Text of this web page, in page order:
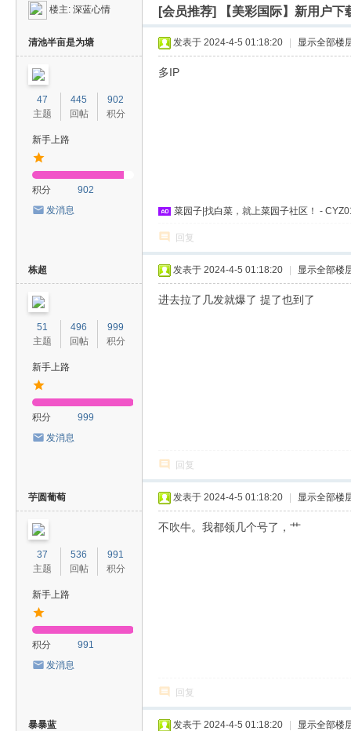
楼主: 深蓝心情 [会员推荐] 【美彩国际】新用户
清池半亩是为塘
47
主题
445
回帖
902
积分
新手上路
积分
902
发消息
发表于 2024-4-5 01:18:20 显示全部楼
多IP
菜园子 |找白菜 ，就上菜园子社区 ！ -
回复
栋超
51
主题
496
回帖
999
积分
新手上路
积分
999
发消息
发表于 2024-4-5 01:18:20 显示全部楼
进去拉了几发就爆了 提了也到了
回复
芋圆葡萄
37
主题
536
回帖
991
积分
新手上路
积分
991
发消息
发表于 2024-4-5 01:18:20 显示全部楼
不吹牛。我都领几个号了，艹
回复
暴暴蓝 发表于 2024-4-5 01:18:20 显示全部楼